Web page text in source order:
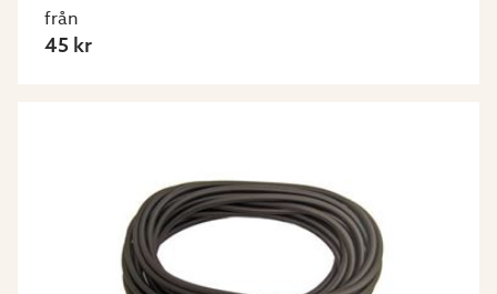
från
45 kr